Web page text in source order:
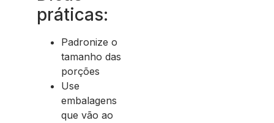
práticas:
Padronize o
tamanho das
porções
Use
embalagens
que vão ao